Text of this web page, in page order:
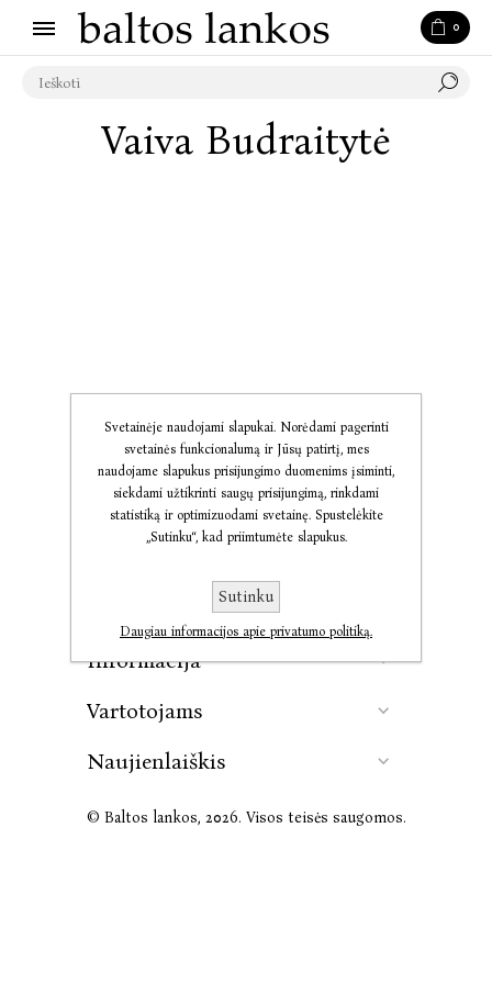
0
Vaiva Budraitytė
Informacija
Vartotojams
Naujienlaiškis
© Baltos lankos, 2026. Visos teisės saugomos.
Svetainėje naudojami slapukai. Norėdami pagerinti
svetainės funkcionalumą ir Jūsų patirtį, mes
naudojame slapukus prisijungimo duomenims įsiminti,
siekdami užtikrinti saugų prisijungimą, rinkdami
statistiką ir optimizuodami svetainę. Spustelėkite
„Sutinku“, kad priimtumėte slapukus.
Sutinku
Daugiau informacijos apie privatumo politiką.